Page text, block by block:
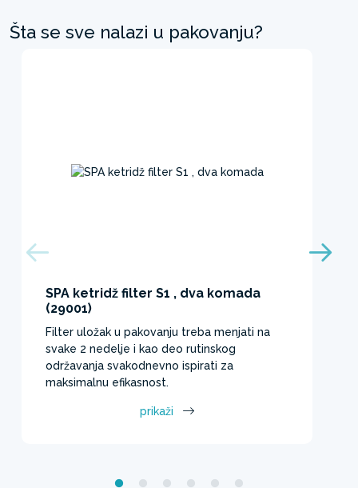
Šta se sve nalazi u pakovanju?
SPA ketridž filter S1 , dva komada
(29001)
Filter uložak u pakovanju treba menjati na
svake 2 nedelje i kao deo rutinskog
održavanja svakodnevno ispirati za
maksimalnu efikasnost.
prikaži